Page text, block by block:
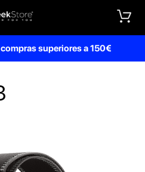
compras superiores a 150€